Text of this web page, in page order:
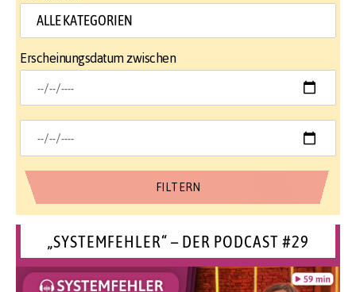
Erscheinungsdatum zwischen
„SYSTEMFEHLER“ – DER PODCAST #29